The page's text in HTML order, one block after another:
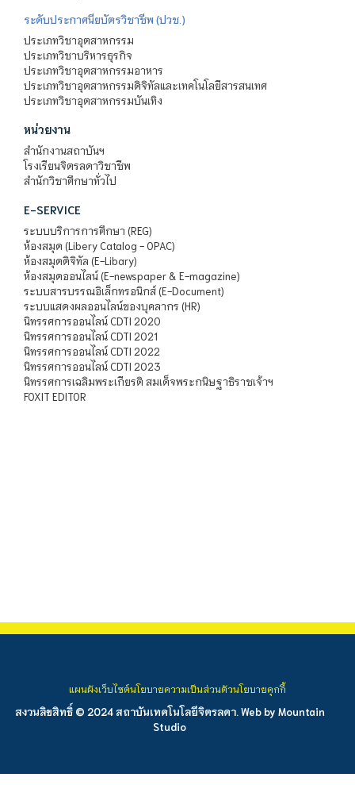
ระดับประกาศนียบัตรวิชาชีพ (ปวช.)
ประเภทวิชาอุตสาหกรรม
ประเภทวิชาบริหารธุรกิจ
ประเภทวิชาอุตสาหกรรมอาหาร
ประเภทวิชาอุตสาหกรรมดิจิทัลและเทคโนโลยีสารสนเทศ
ประเภทวิชาอุตสาหกรรมบันเทิง
หน่วยงาน
สำนักงานสถาบันฯ
โรงเรียนจิตรลดาวิชาชีพ
สำนักวิชาศึกษาทั่วไป
E-SERVICE
ระบบบริการการศึกษา (REG)
ห้องสมุด (Libery Catalog - OPAC)
ห้องสมุดดิจิทัล (E-Libary)
ห้องสมุดออนไลน์ (E-newspaper & E-magazine)
ระบบสารบรรณอิเล็กทรอนิกส์ (E-Document)
ระบบแสดงผลออนไลน์ของบุคลากร (HR)
นิทรรศการออนไลน์ CDTI 2020
นิทรรศการออนไลน์ CDTI 2021
นิทรรศการออนไลน์ CDTI 2022
นิทรรศการออนไลน์ CDTI 2023
นิทรรศการเฉลิมพระเกียรติ สมเด็จพระกนิษฐาธิราชเจ้าฯ
FOXIT EDITOR
สงวนลิขสิทธิ์ © 2024 สถาบันเทคโนโลยีจิตรลดา. Web by Mountain
Studio
แผนผังเว็บไซต์นโยบายความเป็นส่วนตัวนโยบายคุกกี้